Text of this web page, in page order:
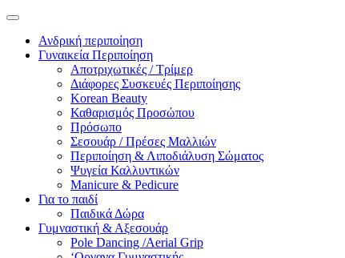
Ανδρική περιποίηση
Γυναικεία Περιποίηση
Αποτριχωτικές / Τρίμερ
Διάφορες Συσκευές Περιποίησης
Korean Beauty
Καθαρισμός Προσώπου
Πρόσωπο
Σεσουάρ / Πρέσες Μαλλιών
Περιποίηση & Λιποδιάλυση Σώματος
Ψυγεία Καλλυντικών
Manicure & Pedicure
Για το παιδί
Παιδικά Δώρα
Γυμναστική & Αξεσουάρ
Pole Dancing /Aerial Grip